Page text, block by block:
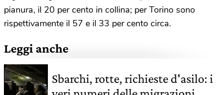
pianura, il 20 per cento in collina; per Torino sono
rispettivamente il 57 e il 33 per cento circa.
Leggi anche
Sbarchi, rotte, richieste d'asilo: i